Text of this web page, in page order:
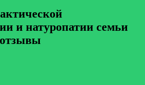
и натуропатии семьи